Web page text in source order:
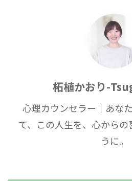
柘植かおり-
心理カウンセラー｜あな
て、この人生を、心から
うに。